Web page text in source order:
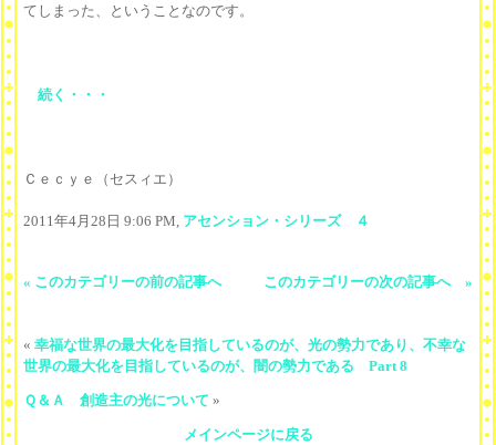
てしまった、ということなのです。
続く・・・
Ｃｅｃｙｅ（セスィエ）
2011年4月28日 9:06 PM, アセンション・シリーズ ４
« このカテゴリーの前の記事へ このカテゴリーの次の記事へ »
« 幸福な世界の最大化を目指しているのが、光の勢力であり、不幸な
世界の最大化を目指しているのが、闇の勢力である Part 8
Ｑ＆Ａ 創造主の光について »
メインページに戻る